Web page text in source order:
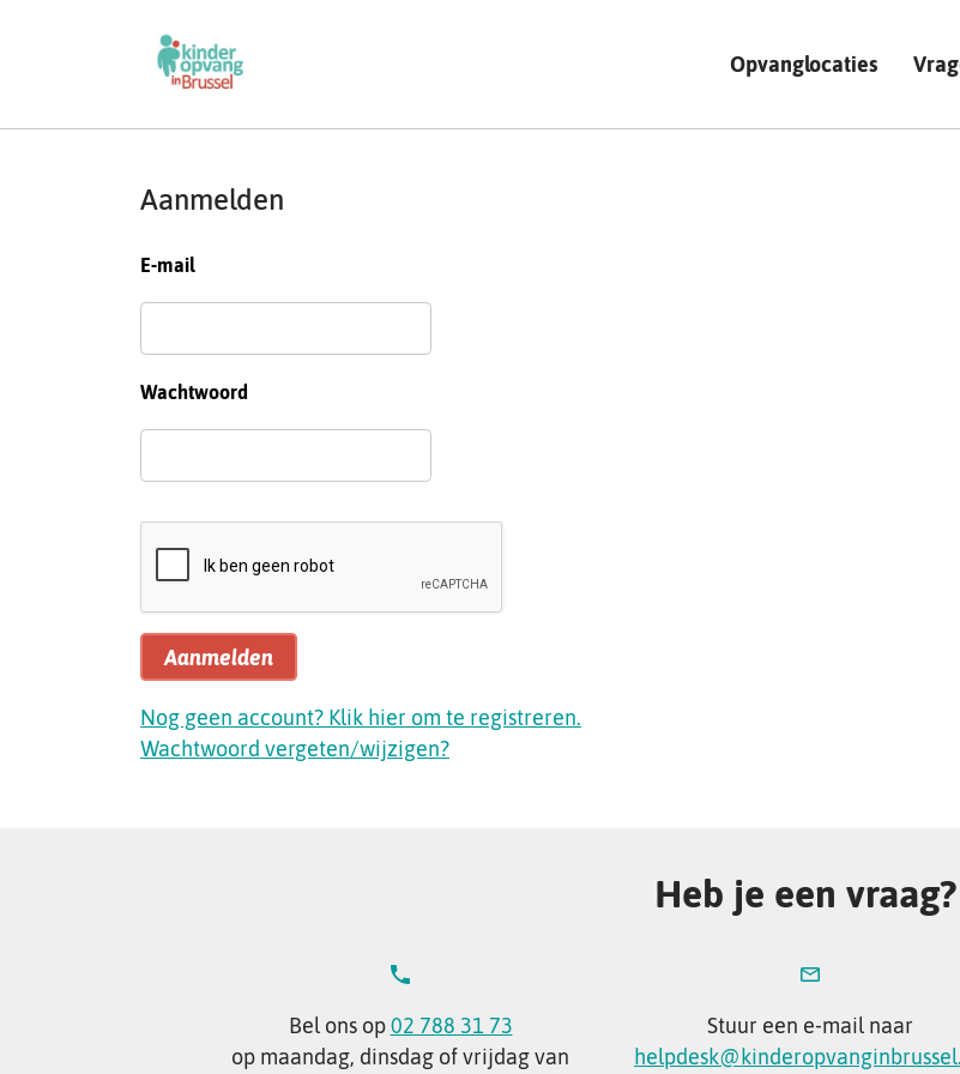
Opvanglocaties
Aanmelden
E-mail
Wachtwoord
Aanmelden
Nog geen account? Klik hier om te registreren.
Wachtwoord vergeten/wijzigen?
Heb je een vraag?
Bel ons op02 788 31 73
op maandag, dinsdag of vrijdag van
Stuur een e-mail naar